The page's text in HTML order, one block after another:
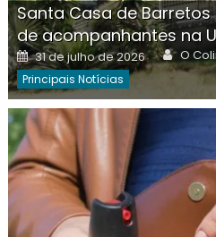
Santa Casa de
de acompanhantes na
Posted
on
31 de julho de 2026 O
Principais Notícias